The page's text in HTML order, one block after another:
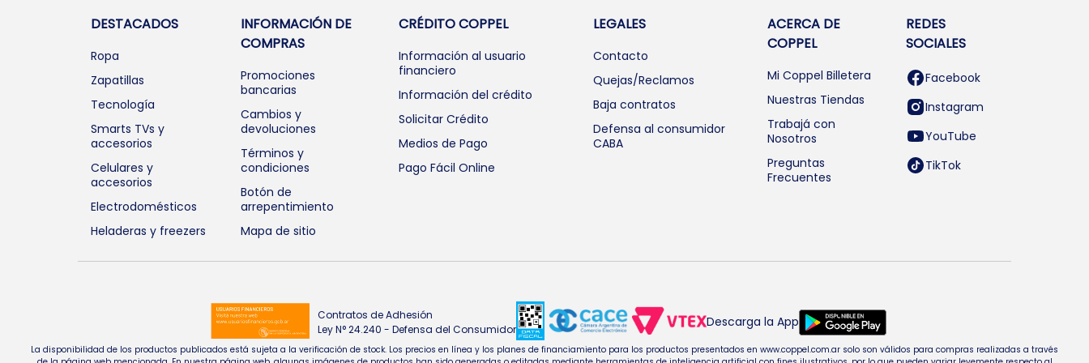
DESTACADOS
Ropa
Zapatillas
Tecnología
Smarts TVs y
accesorios
Celulares y
accesorios
Electrodomésticos
Heladeras y freezers
INFORMACIÓN DE
COMPRAS
Promociones
bancarias
Cambios y
devoluciones
Términos y
condiciones
Botón de
arrepentimiento
Mapa de sitio
CRÉDITO COPPEL
Información al usuario
financiero
Información del crédito
Solicitar Crédito
Medios de Pago
Pago Fácil Online
LEGALES
Contacto
Quejas/Reclamos
Baja contratos
Defensa al consumidor
CABA
ACERCA DE
COPPEL
Mi Coppel Billetera
Nuestras Tiendas
Trabajá con
Nosotros
Preguntas
Frecuentes
REDES
SOCIALES
Facebook
Instagram
YouTube
TikTok
Contratos de Adhesión
Ley N° 24.240 - Defensa del Consumidor
Descarga la App
La disponibilidad de los productos publicados está sujeta a la verificación de stock. Los precios en línea y los planes de financiamiento para los productos presentados en www.coppel.com.ar solo son válidos para compras realizadas a través